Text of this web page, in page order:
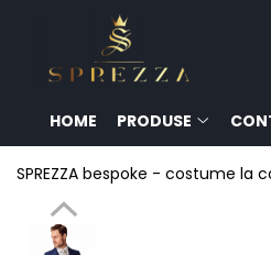
Produse
Costume de mire 2026
Redingotă bărbați
Frac bărbați
Cămăși la comandă
HOME PRODUSE
SPREZZA bespoke - costume la